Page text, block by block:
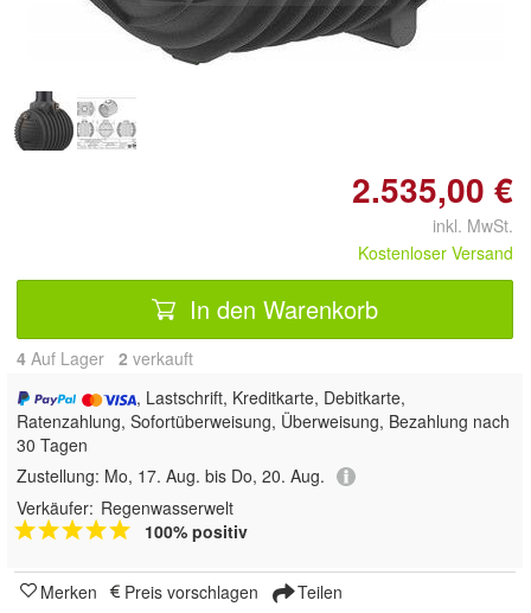
2.535,00 €
inkl. MwSt.
Kostenloser Versand
In den Warenkorb
4 Auf Lager 2 verkauft
, Lastschrift, Kreditkarte, Debitkarte,
Ratenzahlung, Sofortüberweisung, Überweisung, Bezahlung nach
30 Tagen
Zustellung: Mo, 17. Aug. bis Do, 20. Aug.
Verkäufer: Regenwasserwelt
100% positiv
Merken Preis vorschlagen Teilen